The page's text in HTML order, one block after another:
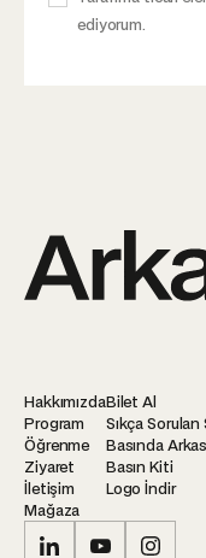
ediyorum.
Hakkımızda
Program
Öğrenme
Ziyaret
İletişim
Mağaza
Bilet Al
Sıkça Sorulan
Basında
Basın Kiti
Logo İndir